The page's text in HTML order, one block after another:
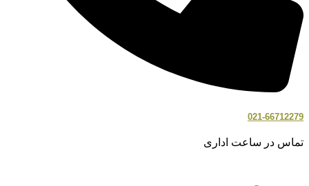
021-66712279
تماس در ساعت اداری